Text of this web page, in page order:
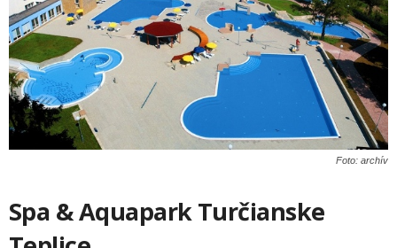
Foto: archív
Spa & Aquapark Turčianske